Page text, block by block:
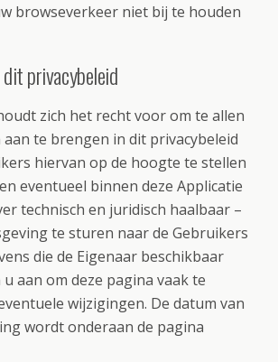
browseverkeer niet bij te houden
privacybeleid
zich het recht voor om te allen
te brengen in dit privacybeleid
hiervan op de hoogte te stellen
eventueel binnen deze Applicatie
technisch en juridisch haalbaar –
te sturen naar de Gebruikers
die de Eigenaar beschikbaar
aan om deze pagina vaak te
wijzigingen. De datum van
wordt onderaan de pagina